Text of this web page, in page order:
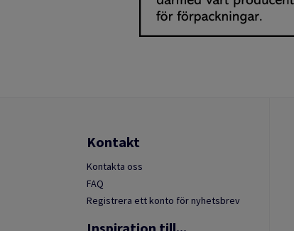
Kontakt
Kontakta oss
FAQ
Registrera ett konto för nyhetsbrev